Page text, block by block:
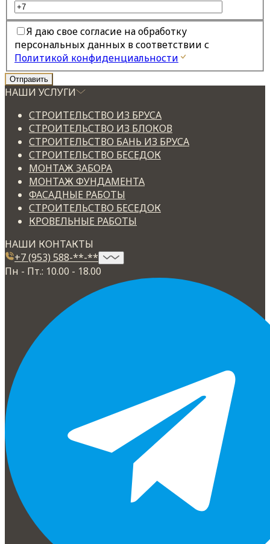
Я даю свое согласие на обработку
персональных данных в соответствии с
Политикой конфиденциальности
НАШИ УСЛУГИ
СТРОИТЕЛЬСТВО ИЗ БРУСА
СТРОИТЕЛЬСТВО ИЗ БЛОКОВ
СТРОИТЕЛЬСТВО БАНЬ ИЗ БРУСА
СТРОИТЕЛЬСТВО БЕСЕДОК
МОНТАЖ ЗАБОРА
МОНТАЖ ФУНДАМЕНТА
ФАСАДНЫЕ РАБОТЫ
СТРОИТЕЛЬСТВО БЕСЕДОК
КРОВЕЛЬНЫЕ РАБОТЫ
НАШИ КОНТАКТЫ
+7 (953) 588-**-**
Пн - Пт.: 10.00 - 18.00